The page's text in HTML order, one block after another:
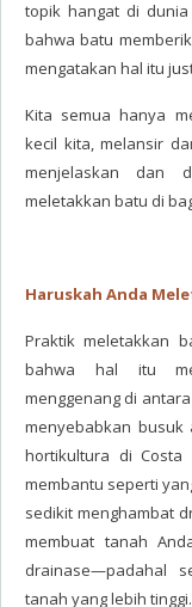
topik hangat di
bahwa batu
mengatakan hal itu
Kita semua hanya
kecil kita, melansir
menjelaskan dan
meletakkan batu di
Haruskah Anda
Praktik meletakkan
bahwa hal itu
menggenang di
menyebabkan busuk
hortikultura di
membantu seperti
sedikit menghambat
membuat tanah
drainase—padahal
tanah yang lebih